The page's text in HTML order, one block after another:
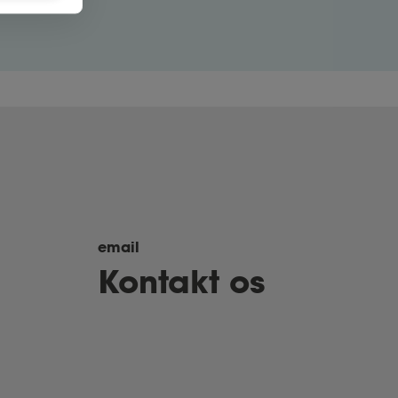
email
Kontakt os